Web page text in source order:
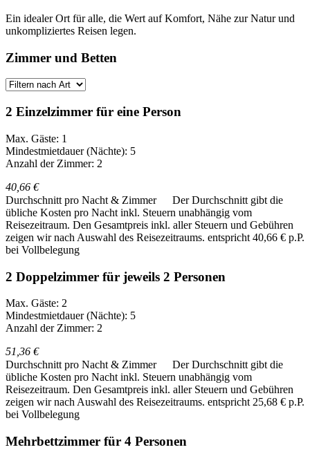
Ein idealer Ort für alle, die Wert auf Komfort, Nähe zur Natur und
unkompliziertes Reisen legen.
Zimmer und Betten
2 Einzelzimmer für eine Person
Max. Gäste: 1
Mindestmietdauer (Nächte): 5
Anzahl der Zimmer: 2
40,66 €
Durchschnitt pro Nacht & Zimmer
Der Durchschnitt gibt die
übliche Kosten pro Nacht inkl. Steuern unabhängig vom
Reisezeitraum. Den Gesamtpreis inkl. aller Steuern und Gebühren
zeigen wir nach Auswahl des Reisezeitraums. entspricht 40,66 € p.P.
bei Vollbelegung
2 Doppelzimmer für jeweils 2 Personen
Max. Gäste: 2
Mindestmietdauer (Nächte): 5
Anzahl der Zimmer: 2
51,36 €
Durchschnitt pro Nacht & Zimmer
Der Durchschnitt gibt die
übliche Kosten pro Nacht inkl. Steuern unabhängig vom
Reisezeitraum. Den Gesamtpreis inkl. aller Steuern und Gebühren
zeigen wir nach Auswahl des Reisezeitraums. entspricht 25,68 € p.P.
bei Vollbelegung
Mehrbettzimmer für 4 Personen